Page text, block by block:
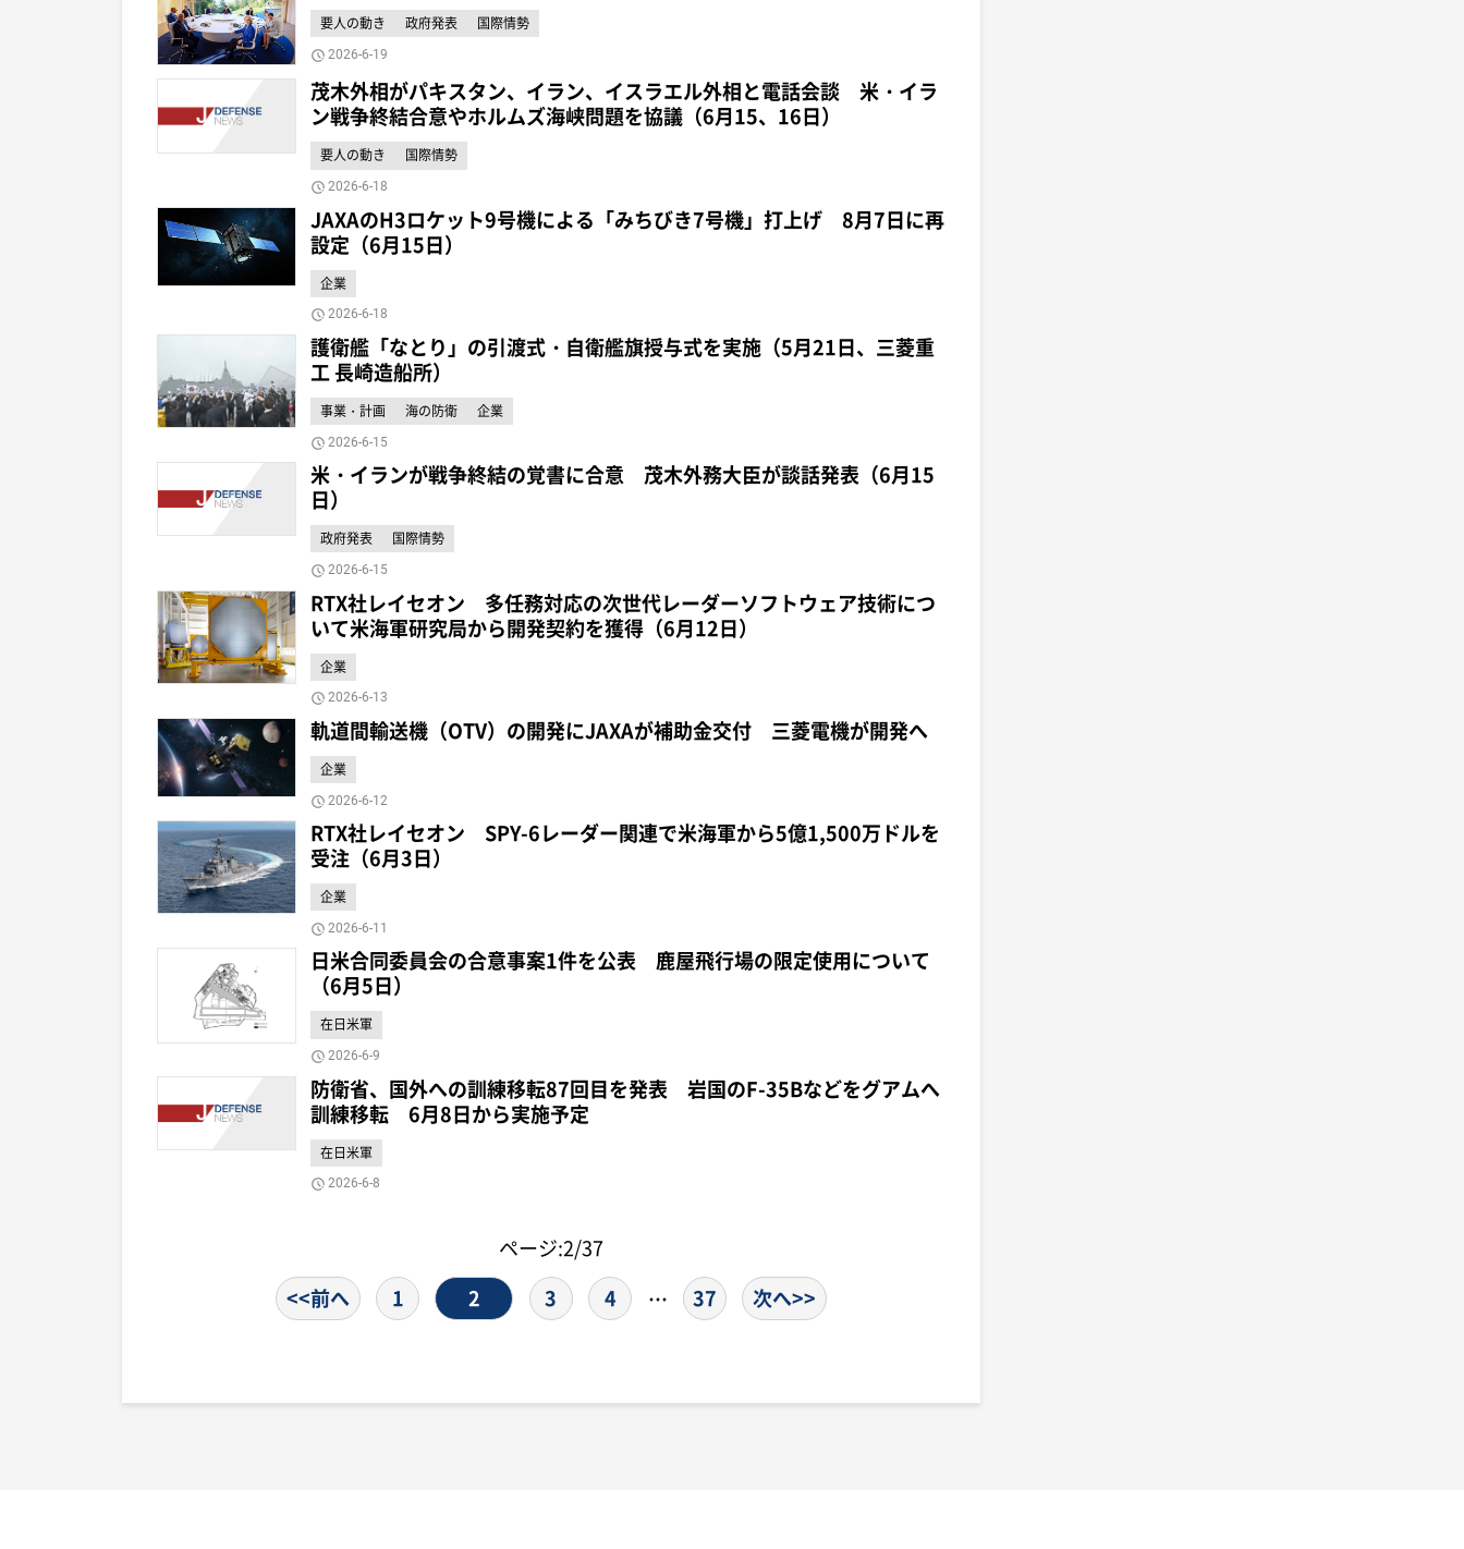
要人の動き 政府発表 国際情勢
2026-6-19
茂木外相がパキスタン、イラン、イスラエル外相と電話会談 米・イラ
ン戦争終結合意やホルムズ海峡問題を協議（6月15、16日）
要人の動き 国際情勢
2026-6-18
JAXAのH3ロケット9号機による「みちびき7号機」打上げ 8月7日に再
設定（6月15日）
企業
2026-6-18
護衛艦「なとり」の引渡式・自衛艦旗授与式を実施（5月21日、三菱重
工 長崎造船所）
事業・計画 海の防衛 企業
2026-6-15
米・イランが戦争終結の覚書に合意 茂木外務大臣が談話発表（6月15
日）
政府発表 国際情勢
2026-6-15
RTX社レイセオン 多任務対応の次世代レーダーソフトウェア技術につ
いて米海軍研究局から開発契約を獲得（6月12日）
企業
2026-6-13
軌道間輸送機（OTV）の開発にJAXAが補助金交付 三菱電機が開発へ
企業
2026-6-12
RTX社レイセオン SPY-6レーダー関連で米海軍から5億1,500万ドルを
受注（6月3日）
企業
2026-6-11
日米合同委員会の合意事案1件を公表 鹿屋飛行場の限定使用について
（6月5日）
在日米軍
2026-6-9
防衛省、国外への訓練移転87回目を発表 岩国のF-35Bなどをグアムへ
訓練移転 6月8日から実施予定
在日米軍
2026-6-8
ページ:2/37
<<前へ
1 2 3 4 … 37 次へ>>